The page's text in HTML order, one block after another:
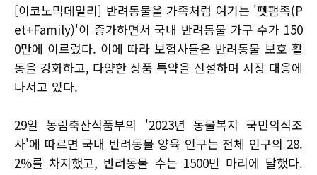
[이코노믹데일리] ​반려동물을 가족처럼 여기는 '펫팸족(P
et+Family)'이 증가하면서 국내 반려동물 가구 수가 150
0만에 이르렀다. 이에 따라 보험사들은 반려동물 보호 활
동을 강화하고, 다양한 상품 특약을 신설하며 시장 대응에
나서고 있다.
29일 농림축산식품부의 '2023년 동물복지 국민의식조
사'에 따르면 국내 반려동물 양육 인구는 전체 인구의 28.
2%를 차지했고, 반려동물 수는 1500만 마리에 달했다.